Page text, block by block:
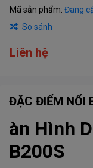
Mã sản phẩm: Đang
So sánh
Liên hệ
ĐẶC ĐIỂM NỔI
àn Hình
B200S